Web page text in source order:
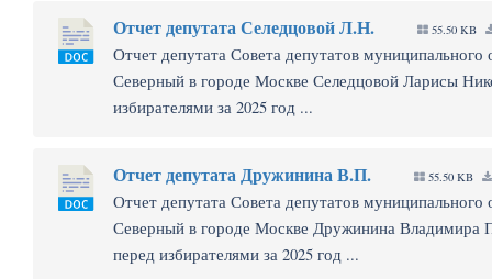
Отчет депутата Селедцовой Л.Н. 55.50 KB
Отчет депутата Совета депутатов муниципального
Северный в городе Москве Селедцовой Ларисы
избирателями за 2025 год ...
Отчет депутата Дружинина В.П. 55.50 KB
Отчет депутата Совета депутатов муниципального
Северный в городе Москве Дружинина Владимира
перед избирателями за 2025 год ...